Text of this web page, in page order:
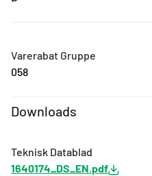
Varerabat Gruppe
058
Downloads
Teknisk Datablad
1640174_DS_EN.pdf